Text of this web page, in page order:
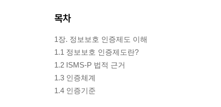
목차
1장. 정보보호 인증제도 이해
1.1 정보보호 인증제도란?
1.2 ISMS-P 법적 근거
1.3 인증체계
1.4 인증기준